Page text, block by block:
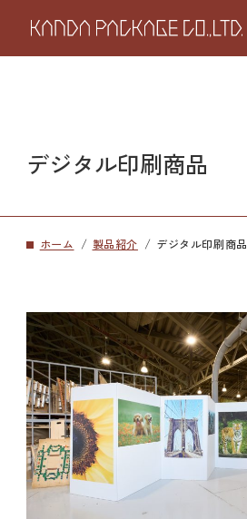
デジタル印刷商品
ホーム 製品紹介 デジタル印刷商品